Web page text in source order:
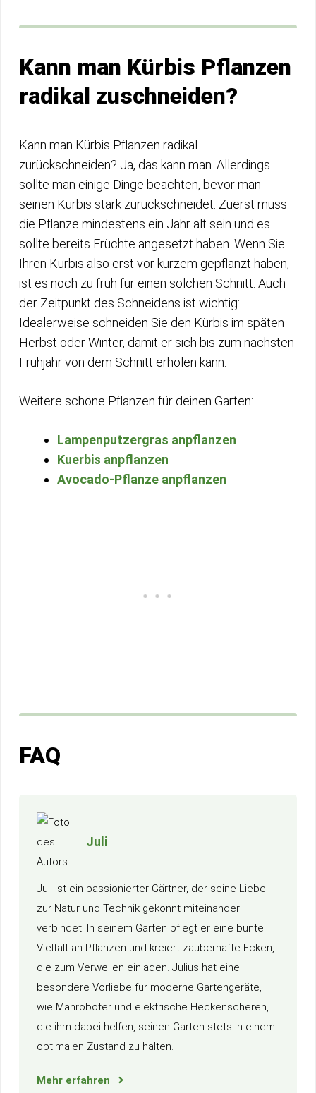
Kann man Kürbis Pflanzen
radikal zuschneiden?
Kann man Kürbis Pflanzen radikal
zurückschneiden? Ja, das kann man. Allerdings
sollte man einige Dinge beachten, bevor man
seinen Kürbis stark zurückschneidet. Zuerst muss
die Pflanze mindestens ein Jahr alt sein und es
sollte bereits Früchte angesetzt haben. Wenn Sie
Ihren Kürbis also erst vor kurzem gepflanzt haben,
ist es noch zu früh für einen solchen Schnitt. Auch
der Zeitpunkt des Schneidens ist wichtig:
Idealerweise schneiden Sie den Kürbis im späten
Herbst oder Winter, damit er sich bis zum nächsten
Frühjahr von dem Schnitt erholen kann.
Weitere schöne Pflanzen für deinen Garten:
Lampenputzergras anpflanzen
Kuerbis anpflanzen
Avocado-Pflanze anpflanzen
FAQ
Juli
Juli ist ein passionierter Gärtner, der seine Liebe
zur Natur und Technik gekonnt miteinander
verbindet. In seinem Garten pflegt er eine bunte
Vielfalt an Pflanzen und kreiert zauberhafte Ecken,
die zum Verweilen einladen. Julius hat eine
besondere Vorliebe für moderne Gartengeräte,
wie Mähroboter und elektrische Heckenscheren,
die ihm dabei helfen, seinen Garten stets in einem
optimalen Zustand zu halten.
Mehr erfahren